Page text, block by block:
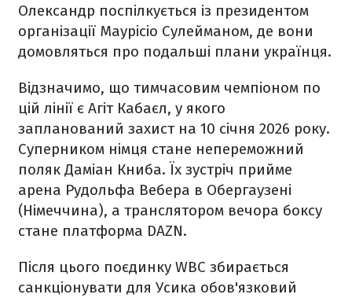
Олександр поспілкується із президентом
організації Маурісіо Сулейманом, де вони
домовляться про подальші плани українця.
Відзначимо, що тимчасовим чемпіоном по
цій лінії є Агіт Кабаєл, у якого
запланований захист на 10 січня 2026 року.
Суперником німця стане непереможний
поляк Даміан Книба. Їх зустріч прийме
арена Рудольфа Вебера в Обергаузені
(Німеччина), а транслятором вечора боксу
стане платформа DAZN.
Після цього поєдинку WBC збирається
санкціонувати для Усика обов'язковий